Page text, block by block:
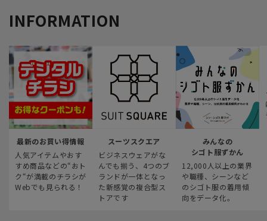
INFORMATION
最新のお買い得情報
人気アイテムやおす
すめ商品などの“おト
ク“が満載のチラシが
Webでも見られる！
スーツスクエア
ビジネスウェアがな
んでも揃う、4つのブ
ランドが一体となっ
た新感覚の複合型ス
トアです
みんなの
シゴト服ずかん
12,000人以上の業界
や職種、シーンなど
のシゴト服の着用傾
向をデータ化。